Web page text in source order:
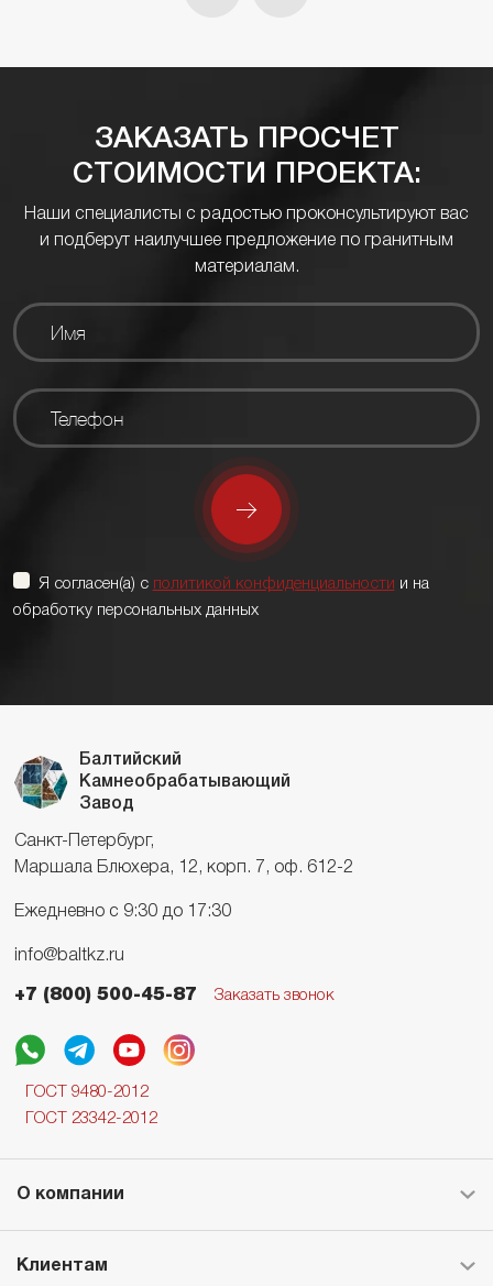
ЗАКАЗАТЬ ПРОСЧЕТ
СТОИМОСТИ ПРОЕКТА:
Наши специалисты с радостью проконсультируют вас
и подберут наилучшее предложение по гранитным
материалам.
Я согласен(а) с политикой конфиденциальности и на
обработку персональных данных
Балтийский
Камнеобрабатывающий
Завод
Санкт-Петербург,
Маршала Блюхера, 12, корп. 7, оф. 612-2
Ежедневно с 9:30 до 17:30
info@baltkz.ru
+7 (800) 500-45-87 Заказать звонок
ГОСТ 9480-2012
ГОСТ 23342-2012
О компании
Клиентам